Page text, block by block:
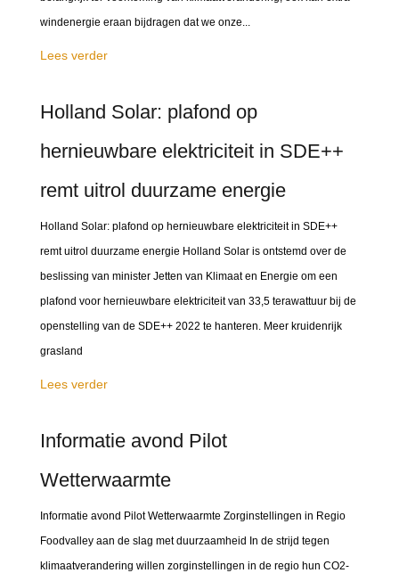
windenergie eraan bijdragen dat we onze...
Lees verder
Holland Solar: plafond op
hernieuwbare elektriciteit in SDE++
remt uitrol duurzame energie
Holland Solar: plafond op hernieuwbare elektriciteit in SDE++
remt uitrol duurzame energie Holland Solar is ontstemd over de
beslissing van minister Jetten van Klimaat en Energie om een
plafond voor hernieuwbare elektriciteit van 33,5 terawattuur bij de
openstelling van de SDE++ 2022 te hanteren. Meer kruidenrijk
grasland
Lees verder
Informatie avond Pilot
Wetterwaarmte
Informatie avond Pilot Wetterwaarmte Zorginstellingen in Regio
Foodvalley aan de slag met duurzaamheid In de strijd tegen
klimaatverandering willen zorginstellingen in de regio hun CO2-